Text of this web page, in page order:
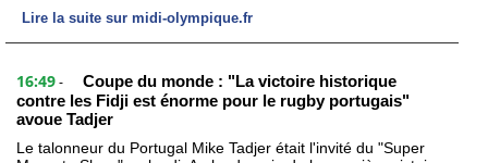
Lire la suite sur midi-olympique.fr
16:49 -
Coupe du monde : "La victoire historique
contre les Fidji est énorme pour le rugby portugais"
avoue Tadjer
Le talonneur du Portugal Mike Tadjer était l'invité du "Super